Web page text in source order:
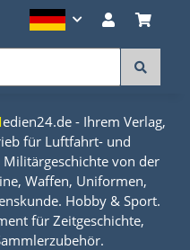
edien24.de - Ihrem Verlag,
für Luftfahrt- und
von der
Waffen, Uniformen,
Hobby & Sport.
für Zeitgeschichte,